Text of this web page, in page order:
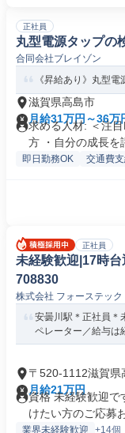
正社員
丸型電源タップの
合同会社ブレイゾン
《昇給あり》丸型
滋賀県高島市
月給31万円～36万
求める人材: ＜注
方 ・自分の成長を
即日勤務OK 交通費
正社員
未経験歓迎|17時
708830
株式会社 フォーステック
安曇川駅＊正社員＊
ペレーター／給与は
〒520-1112滋賀県
月給21万円
資格 未経験歓迎で
けたい方のご応募
業界未経験歓迎 +14個